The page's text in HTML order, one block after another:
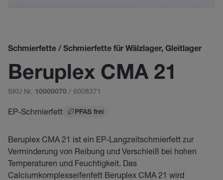
Schmierfette / Schmierfette für Wälzlager, Gleitlager
Beruplex CMA 21
SKU Nr. 10000070 / 6008371
EP-Schmierfett PFAS frei
Beruplex CMA 21 ist ein EP-Langzeitschmierfett zur
Verminderung von Reibung und Verschleiß bei hohen
Temperaturen und Feuchtigkeit. Das
Calciumkomplexseifenfett Beruplex CMA 21 wird